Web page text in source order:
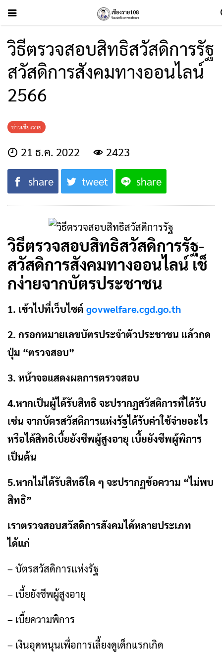
วิธีตรวจสอบสิทธิสวัสดิการรัฐ
สวัสดิการสังคมทางออนไลน์
2566
ข่าวเชียงราย
21 ธ.ค. 2022 2423
share tweet share
วิธีตรวจสอบสิทธิสวัสดิการรัฐ-
สวัสดิการสังคมทางออนไลน์ เช็
กง่ายจากบัตรประชาชน
1. เข้าไปที่เว็บไซต์ govwelfare.cgd.go.th
2. กรอกหมายเลขบัตรประจำตัวประชาชน แล้วกด
ปุ่ม “ตรวจสอบ”
3. หน้าจอแสดงผลการตรวจสอบ
4.หากเป็นผู้ได้รับสิทธิ จะปรากฏสวัสดิการที่ได้รับ
เช่น จากบัตรสวัสดิการแห่งรัฐได้รับค่าใช้จ่ายอะไร
หรือได้สิทธิเบี้ยยังชีพผู้สูงอายุ เบี้ยยังชีพผู้พิการ
เป็นต้น
5.หากไม่ได้รับสิทธิใด ๆ จะปรากฏข้อความ “ไม่พบ
สิทธิ”
เราตรวจสอบสวัสดิการสังคมได้หลายประเภท
ได้แก่
– บัตรสวัสดิการแห่งรัฐ
– เบี้ยยังชีพผู้สูงอายุ
– เบี้ยความพิการ
– เงินอุดหนุนเพื่อการเลี้ยงดูเด็กแรกเกิด